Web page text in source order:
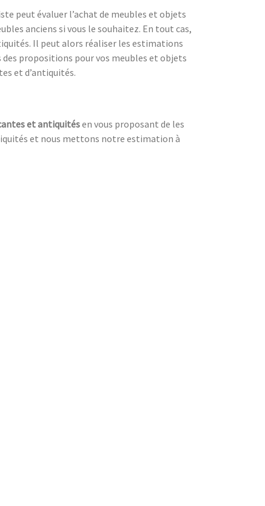
peut évaluer l’achat de meubles et objets
anciens si vous le souhaitez. En tout cas,
Il peut alors réaliser les estimations
propositions pour vos meubles et objets
et d’antiquités.
et antiquitésen vous proposant de les
et nous mettons notre estimation à